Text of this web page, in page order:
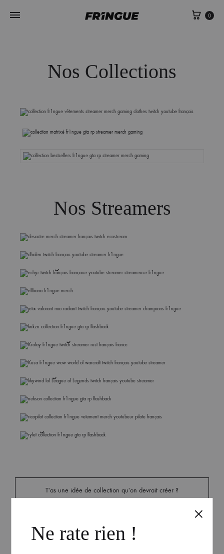
0
Nos Collections
Fr1ngue
Nos Streamers
Dhalen
Echyr
Ellbana
Jetix
KnKZN
Krolay
Kusa
Likywind
NEKSON
RicoPilot
Rylet
Warkik
T'as une idée de collection qu'on devrait créer ?
Ne rate rien !